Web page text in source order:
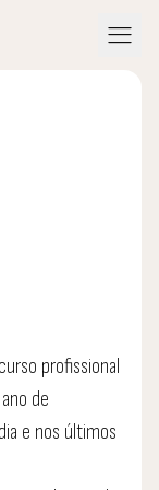
menu
profissional
de
e nos últimos